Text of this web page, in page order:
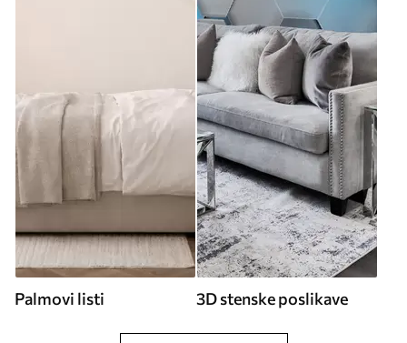
Palmovi listi 3D stenske poslikave